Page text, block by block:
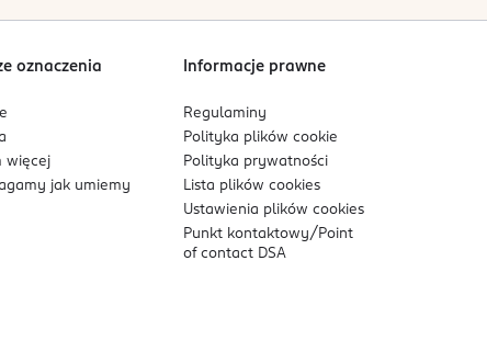
oznaczenia
więcej
jak umiemy
Informacje prawne
Regulaminy
Polityka plikówcookie
Polityka prywatności
Lista plikówcookies
Ustawienia plikówcookies
Punkt kontaktowy/ Point
of contact DSA